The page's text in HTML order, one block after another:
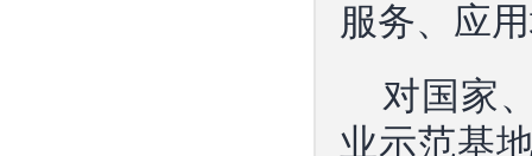
服务、应
对国家
业示范基